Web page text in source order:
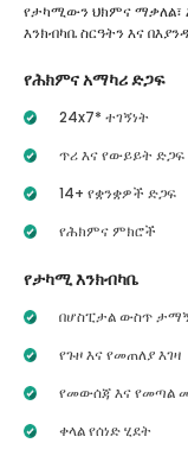
የታካሚውን ህክምና ማቃለል፣
እንክብካቤ ስርዓትን እና
የሕክምና አማካሪ ድጋፍ
24x7* ተገኝነት
ጥሪ እና የውይይት ድጋፍ
14+ የቋንቋዎች ድጋፍ
የሕክምና ምክሮች
የታካሚ እንክብካቤ
በሆስፒታል ውስጥ
የጉዞ እና የመጠለያ እገዛ
የመውሰጃ እና የመጣል
ቀላል የሰነድ ሂደት